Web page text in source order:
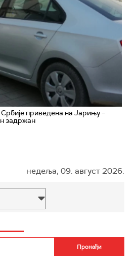
приведена на Јарињу –
задржан
недеља, 09. август 2026.